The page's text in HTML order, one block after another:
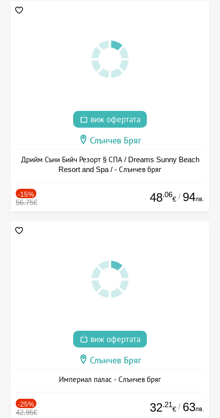
виж офертата
Слънчев Бряг
Дрийм Съни Бийч Резорт § СПА / Dreams Sunny Beach
Resort and Spa / - Слънчев бряг
-15%
56.75€ 48.06
€ / 94лв.
виж офертата
Слънчев Бряг
Империал палас - Слънчев бряг
-25%
42.95€ 32.21
€ / 63лв.